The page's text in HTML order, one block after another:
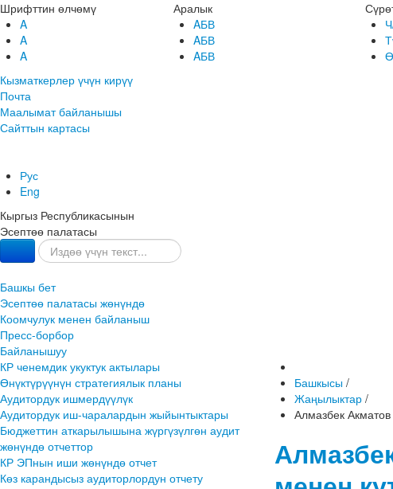
Шрифттин өлчөмү
A
A
A
Аралык
AБВ
AБВ
AБВ
Кызматкерлер үчүн кирүү
Почта
Маалымат байланышы
Сайттын картасы
Рус
Eng
Кыргыз Республикасынын
Эсептөө палатасы
Башкы бет
Эсептөө палатасы жөнүндө
Коомчулук менен байланыш
Пресс-борбор
Байланышуу
КР ченемдик укуктук актылары
Өнүктүрүүнүн стратегиялык планы
Аудитордук ишмердүүлүк
Аудитордук иш-чаралардын жыйынтыктары
Бюджеттин аткарылышына жүргүзүлгөн аудит
жөнүндө отчеттор
КР ЭПнын иши жөнүндө отчет
Көз карандысыз аудиторлордун отчету
Башкысы /
Жаңылыктар /
Алмазбек